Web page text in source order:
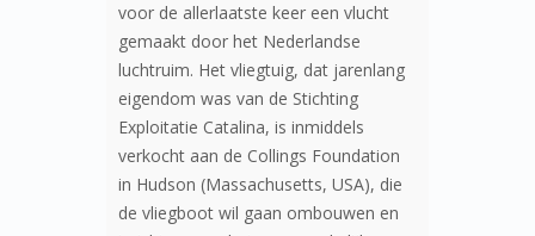
voor de allerlaatste keer een vlucht
gemaakt door het Nederlandse
luchtruim. Het vliegtuig, dat jarenlang
eigendom was van de Stichting
Exploitatie Catalina, is inmiddels
verkocht aan de Collings Foundation
in Hudson (Massachusetts, USA), die
de vliegboot wil gaan ombouwen en